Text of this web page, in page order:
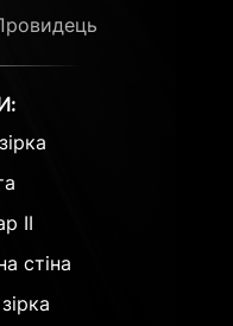
ІІ
стіна